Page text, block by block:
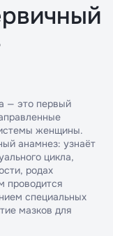
— это первый
женщины.
анамнез: узнаёт
цикла,
родах
проводится
специальных
мазков для